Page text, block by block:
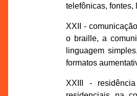
telefônicas, fontes,
XXII -
o braille, a
linguagem
formatos
XXIII -